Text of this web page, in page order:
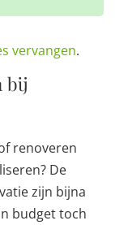
vervangen.
bij
renoveren
De
zijn bijna
budget toch